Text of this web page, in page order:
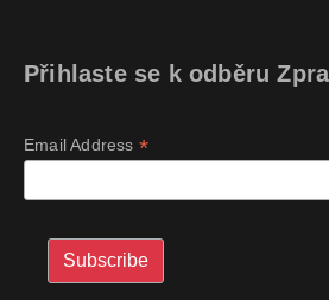
Přihlaste se k odběru
Email Address *